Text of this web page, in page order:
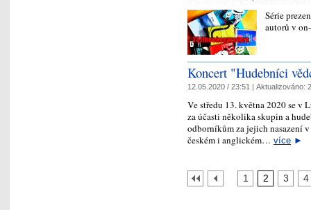
Série
autorů v
Koncert "Hudebníci
12.05.2020 / 23:51 | Aktualizováno:
Ve středu 13. května 2020 se v
za účasti několika skupin a
odborníkům za jejich nasazení
českém i anglickém… více ►
1 2 3 4